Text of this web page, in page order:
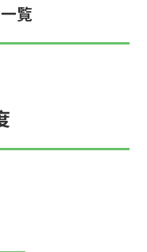
覧